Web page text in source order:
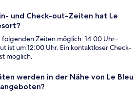
und Check-out-Zeiten hat Le
folgenden Zeiten möglich: 14:00 Uhr–
ist um 12:00 Uhr. Ein kontaktloser Check-
möglich.
werden in der Nähe von Le Bleu